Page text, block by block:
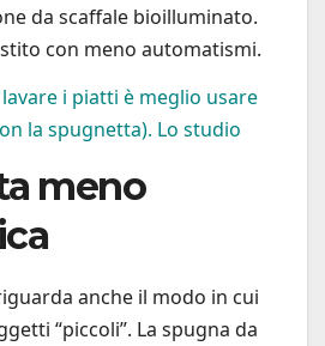
da scaffale bioilluminato.
con meno automatismi.
i piatti è meglio usare
la spugnetta). Lo studio
meno
anche il modo in cui
“piccoli”. La spugna da